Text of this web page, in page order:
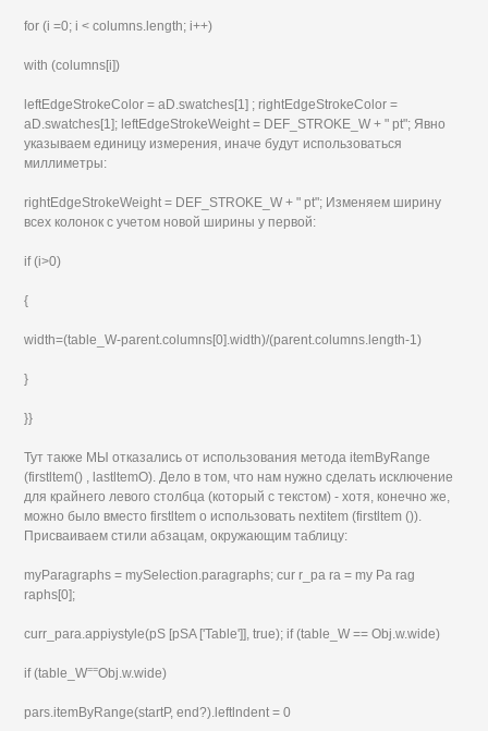
for (i =0; i < columns.length; i++)
with (columns[i])
leftEdgeStrokeColor = aD.swatches[1] ; rightEdgeStrokeColor =
aD.swatches[1]; leftEdgeStrokeWeight = DEF_STROKE_W + " pt"; Явно
указываем единицу измерения, иначе будут использоваться
миллиметры:
rightEdgeStrokeWeight = DEF_STROKE_W + " pt"; Изменяем ширину
всех колонок с учетом новой ширины у первой:
if (i>0)
{
width=(table_W-parent.columns[0].width)/(parent.columns.length-1)
}
}}
Тут также МЫ отказались от использования метода itemByRange
(firstltem() , lastltemO). Дело в том, что нам нужно сделать исключение
для крайнего левого столбца (который с текстом) - хотя, конечно же,
можно было вместо firstltem о использовать nextitem (firstltem ()).
Присваиваем стили абзацам, окружающим таблицу:
myParagraphs = mySelection.paragraphs; cur r_pa ra = my Pa rag
raphs[0];
curr_para.appiystyle(pS [pSA ['Table']], true); if (table_W == Obj.w.wide)
if (table_W==Obj.w.wide)
pars.itemByRange(startP, end?).leftlndent = 0